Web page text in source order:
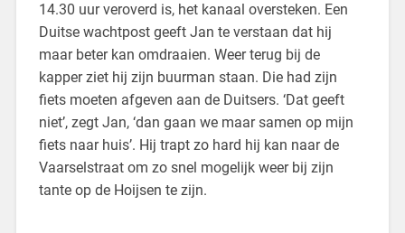
14.30 uur veroverd is, het kanaal oversteken. Een
Duitse wachtpost geeft Jan te verstaan dat hij
maar beter kan omdraaien. Weer terug bij de
kapper ziet hij zijn buurman staan. Die had zijn
fiets moeten afgeven aan de Duitsers. ‘Dat geeft
niet’, zegt Jan, ‘dan gaan we maar samen op mijn
fiets naar huis’. Hij trapt zo hard hij kan naar de
Vaarselstraat om zo snel mogelijk weer bij zijn
tante op de Hoijsen te zijn.